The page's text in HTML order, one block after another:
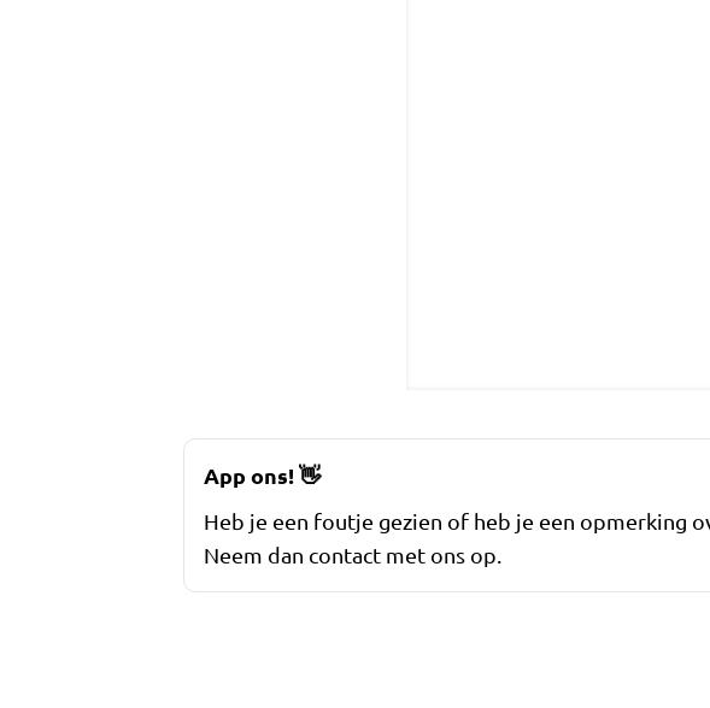
App ons!👋
Heb je een foutje gezien of heb je een opmerking
Neem dan contact met ons op.